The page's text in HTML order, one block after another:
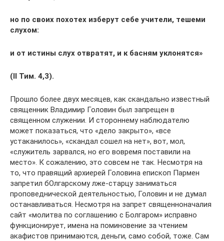
но по своих похотех изберут себе учители, тешеми
слухом:
и от истины слух отвратят, и к басням уклонятся»
(II Тим. 4,3).
Прошло более двух месяцев, как скандально известный
священник Владимир Головин был запрещен в
священном служении. И стороннему наблюдателю
может показаться, что «дело закрыто», «все
устаканилось», «скандал сошел на нет», вот, мол,
«служитель зарвался, но его вовремя поставили на
место». К сожалению, это совсем не так. Несмотря на
то, что правящий архиерей Головина епископ Пармен
запретил бОлгарскому лже-старцу заниматься
проповеднической деятельностью, Головин и не думал
останавливаться. Несмотря на запрет священноначалия
сайт «молитва по соглашению с Болгаром» исправно
функционирует, имена на поминовение за чтением
акафистов принимаются, деньги, само собой, тоже. Сам